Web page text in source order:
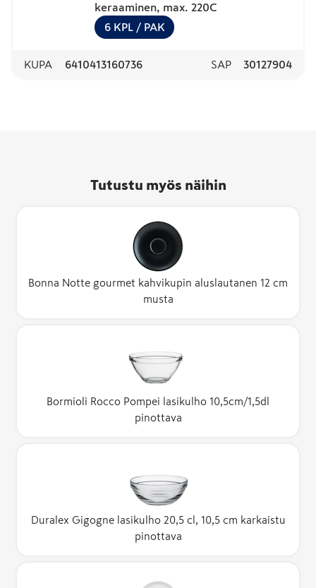
keraaminen, max. 220C
6 KPL / PAK
KUPA 6410413160736 SAP 30127904
Tutustu myös näihin
Bonna Notte gourmet kahvikupin aluslautanen 12 cm
musta
Bormioli Rocco Pompei lasikulho 10,5cm/1,5dl
pinottava
Duralex Gigogne lasikulho 20,5 cl, 10,5 cm karkaistu
pinottava